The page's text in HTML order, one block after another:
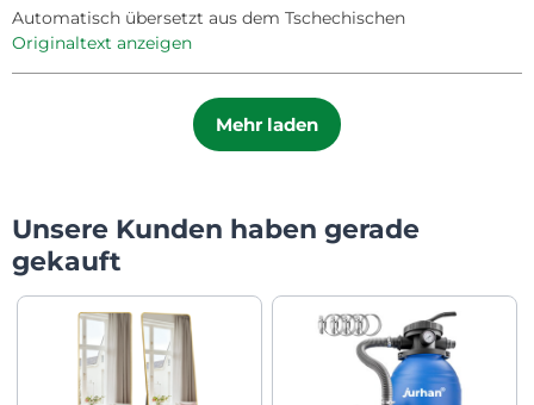
Automatisch übersetzt aus dem Tschechischen
Originaltext anzeigen
Mehr laden
Unsere Kunden haben gerade
gekauft